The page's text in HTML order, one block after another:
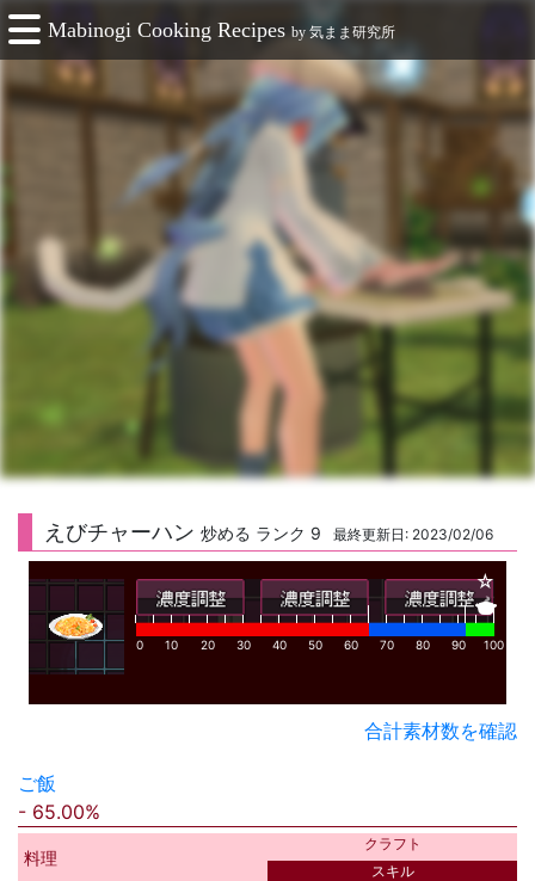
Mabinogi Cooking Recipes by 気まま研究所
えびチャーハン 炒める ランク 9 最終更新日: 2023/02/06
0 10 20 30 40 50 60 70 80 90 100
☆
🍲
合計素材数を確認
ご飯
65.00%
料理
クラフト
スキル